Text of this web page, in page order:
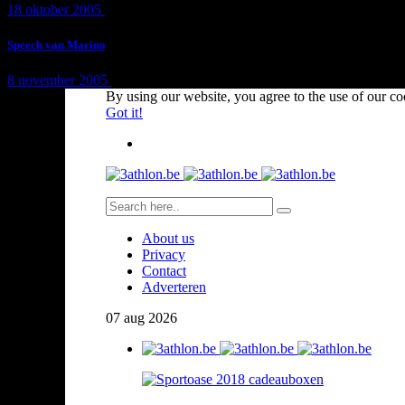
18 oktober 2005
Speech van Marino
8 november 2005
By using our website, you agree to the use of our
Got it!
About us
Privacy
Contact
Adverteren
07 aug 2026